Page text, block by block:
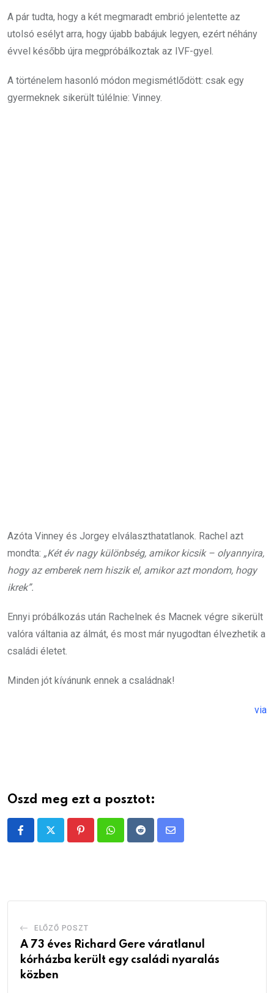
A pár tudta, hogy a két megmaradt embrió jelentette az
utolsó esélyt arra, hogy újabb babájuk legyen, ezért néhány
évvel később újra megpróbálkoztak az IVF-gyel.
A történelem hasonló módon megismétlődött: csak egy
gyermeknek sikerült túlélnie: Vinney.
Azóta Vinney és Jorgey elválaszthatatlanok. Rachel azt
mondta: „Két év nagy különbség, amikor kicsik – olyannyira,
hogy az emberek nem hiszik el, amikor azt mondom, hogy
ikrek”.
Ennyi próbálkozás után Rachelnek és Macnek végre sikerült
valóra váltania az álmát, és most már nyugodtan élvezhetik a
családi életet.
Minden jót kívánunk ennek a családnak!
via
Oszd meg ezt a posztot:
PinterestWhatsappRedditShare
ELŐZŐ POSZT
A 73 éves Richard Gere váratlanul
kórházba került egy családi nyaralás
közben